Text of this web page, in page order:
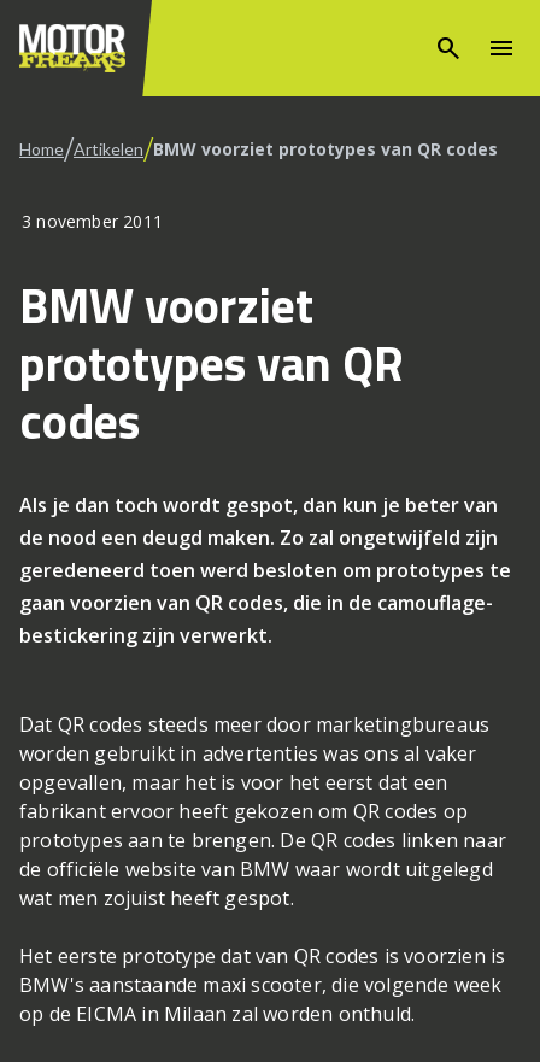
search menu
Home/Artikelen/BMW voorziet prototypes van QR codes
3 november 2011
BMW voorziet
prototypes van QR
codes
Als je dan toch wordt gespot, dan kun je beter van
de nood een deugd maken. Zo zal ongetwijfeld zijn
geredeneerd toen werd besloten om prototypes te
gaan voorzien van QR codes, die in de camouflage-
bestickering zijn verwerkt.
Dat QR codes steeds meer door marketingbureaus
worden gebruikt in advertenties was ons al vaker
opgevallen, maar het is voor het eerst dat een
fabrikant ervoor heeft gekozen om QR codes op
prototypes aan te brengen. De QR codes linken naar
de officiële website van BMW waar wordt uitgelegd
wat men zojuist heeft gespot.
Het eerste prototype dat van QR codes is voorzien is
BMW's aanstaande maxi scooter, die volgende week
op de EICMA in Milaan zal worden onthuld.